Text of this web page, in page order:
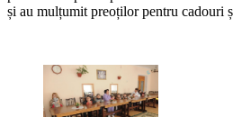
și au mulțumit preoților pentru cadouri